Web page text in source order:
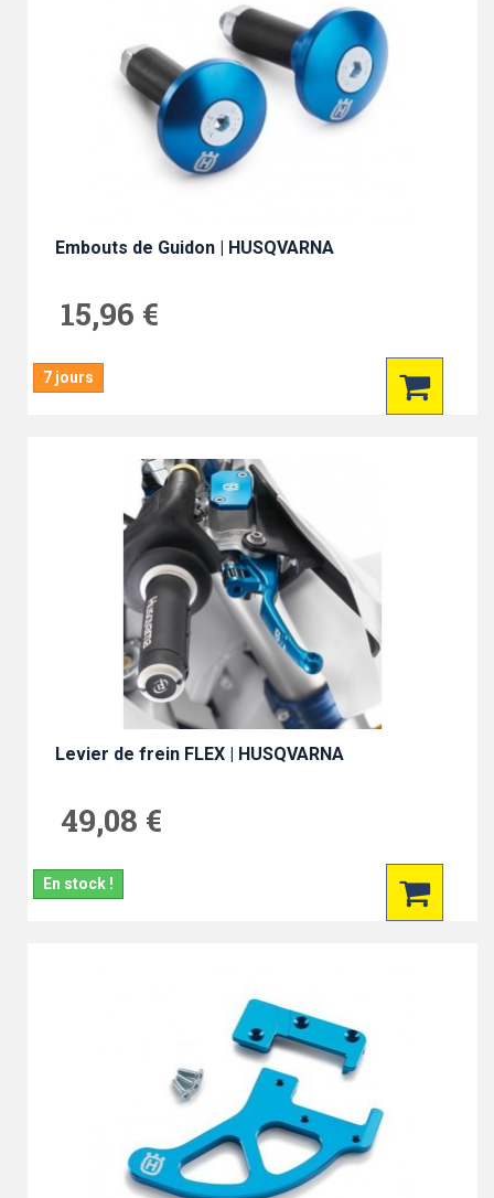
Embouts de Guidon | HUSQVARNA
15,96 €
7 jours
Levier de frein FLEX | HUSQVARNA
49,08 €
En stock !